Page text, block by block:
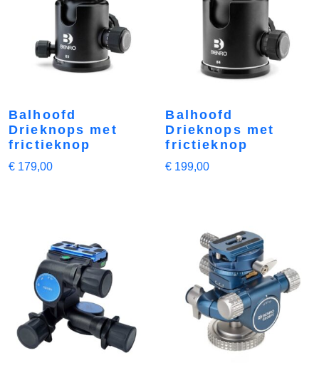
Balhoofd
Drieknops met
frictieknop
€ 179,00
Balhoofd
Drieknops met
frictieknop
€ 199,00